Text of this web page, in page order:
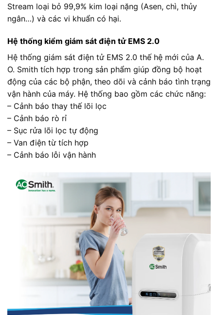
Stream loại bỏ 99,9% kim loại nặng (Asen, chì, thủy
ngân…) và các vi khuẩn có hại.
Hệ thống kiểm giám sát điện tử EMS 2.0
Hệ thống giám sát điện tử EMS 2.0 thế hệ mới của A.
O. Smith tích hợp trong sản phẩm giúp đồng bộ hoạt
động của các bộ phận, theo dõi và cảnh báo tình trạng
vận hành của máy. Hệ thống bao gồm các chức năng:
– Cảnh báo thay thế lõi lọc
– Cảnh báo rò rỉ
– Sục rửa lõi lọc tự động
– Van điện từ tích hợp
– Cảnh báo lỗi vận hành